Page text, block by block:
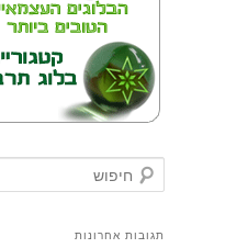
י
ותגובות אחרונות